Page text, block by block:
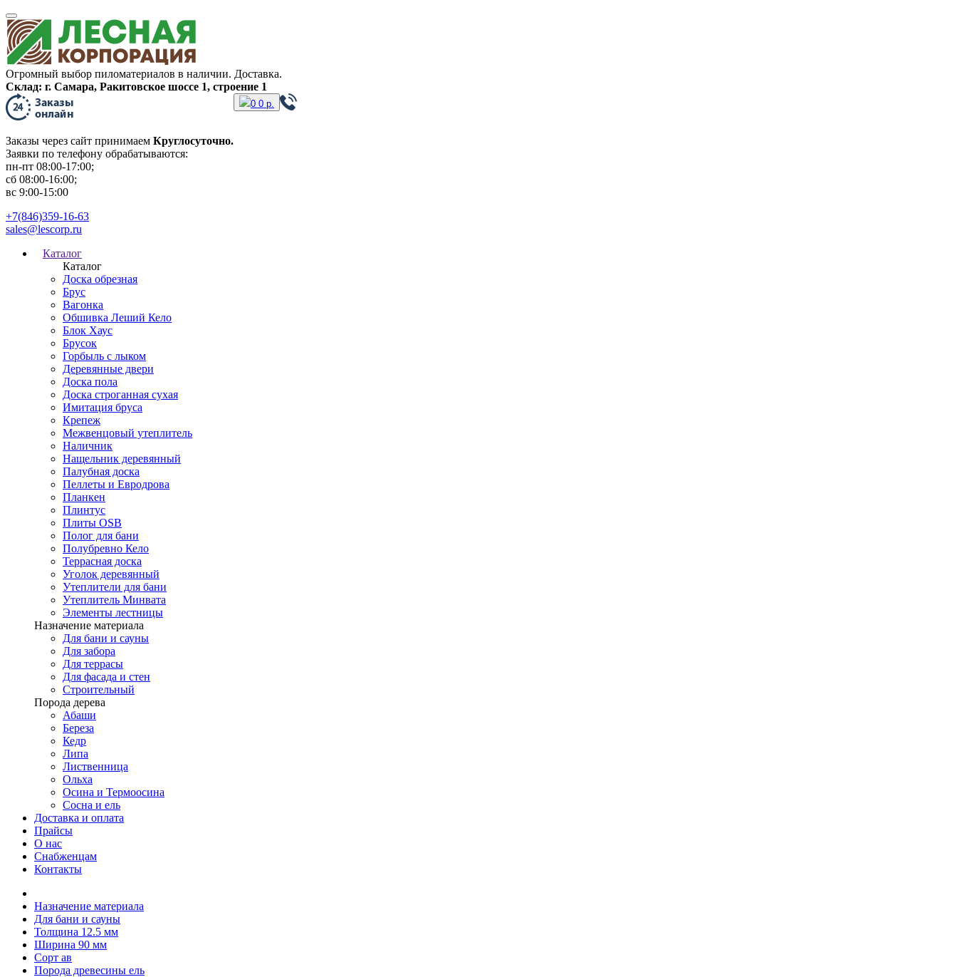
Огромный выбор пиломатериалов в наличии. Доставка.
Склад: г. Самара, Ракитовское шоссе 1, строение 1
Заказы через сайт принимаем Круглосуточно.
Заявки по телефону обрабатываются:
пн-пт 08:00-17:00;
сб 08:00-16:00;
вс 9:00-15:00
0 0 р.
+7(846)359-16-63
sales@lescorp.ru
Каталог
Каталог
Доска обрезная
Брус
Вагонка
Обшивка Леший Кело
Блок Хаус
Брусок
Горбыль с лыком
Деревянные двери
Доска пола
Доска строганная сухая
Имитация бруса
Крепеж
Межвенцовый утеплитель
Наличник
Нащельник деревянный
Палубная доска
Пеллеты и Евродрова
Планкен
Плинтус
Плиты OSB
Полог для бани
Полубревно Кело
Террасная доска
Уголок деревянный
Утеплители для бани
Утеплитель Минвата
Элементы лестницы
Назначение материала
Для бани и сауны
Для забора
Для террасы
Для фасада и стен
Строительный
Порода дерева
Абаши
Береза
Кедр
Липа
Лиственница
Ольха
Осина и Термоосина
Сосна и ель
Доставка и оплата
Прайсы
О нас
Снабженцам
Контакты
Назначение материала
Для бани и сауны
Толщина 12.5 мм
Ширина 90 мм
Сорт ав
Порода древесины ель